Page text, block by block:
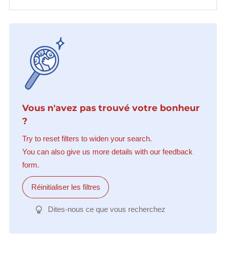
Vous n'avez pas trouvé votre bonheur
?
Try to reset filters to widen your search.
You can also give us more details with our feedback
form.
Réinitialiser les filtres
Dites-nous ce que vous recherchez